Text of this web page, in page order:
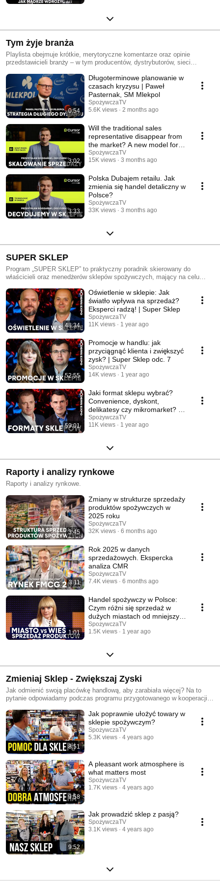
Tym żyje branża
Playlista obejmuje krótkie, merytoryczne komentarze oraz opinie
przedstawicieli branży – w tym producentów, dystrybutorów, sieci
rejestrowane podczas kluczowych wydarzeń branżowych, takich jak
targi, konferencje czy spotkania networkingowe, co pozwala uchwycić
aktualne nastroje, trendy oraz najważniejsze wyzwania stojące przed
sektorem. Zgromadzone wypowiedzi stanowią przekrojowy obraz rynku –
od perspektywy strategicznej po operacyjną – i dostarczają
wartościowego kontekstu dla osób zainteresowanych rozwojem branży
spożywczej oraz handlu detalicznego.
0:54
Długoterminowe planowanie w
czasach kryzysu | Paweł
Pasternak, SM Mlekpol
SpożywczaTV
5.6K views
2 months ago
3:02
Will the traditional sales
representative disappear from
the market? A new model for
field sales.
SpożywczaTV
15K views
3 months ago
3:33
Polska Dubajem retailu. Jak
zmienia się handel detaliczny w
Polsce?
SpożywczaTV
33K views
3 months ago
SUPER SKLEP
Program „SUPER SKLEP” to praktyczny poradnik skierowany do
właścicieli oraz menedżerów sklepów spożywczych, mający na celu
odcinku eksperci z branży omawiają kluczowe zagadnienia dotyczące
codziennego funkcjonowania sklepu, przekazując sprawdzone porady,
które można łatwo wdrożyć w życie. Program dotyczy m.in. optymalizacji
przestrzeni sklepowej, zarządzania asortymentem, technik zwiększania
sprzedaży i obsługi klienta. Współpracując z firmą Modern Expo –
liderem nowoczesnych rozwiązań dla handlu detalicznego – program
dostarcza najnowszych trendów oraz narzędzi, które pomagają sklepom
osiągać większe zyski.
48:34
Oświetlenie w sklepie: Jak
światło wpływa na sprzedaż?
Eksperci radzą! | Super Sklep
SpożywczaTV
11K views
1 year ago
52:55
Promocje w handlu: jak
przyciągnąć klienta i zwiększyć
zysk? | Super Sklep odc. 7
SpożywczaTV
14K views
1 year ago
59:01
Jaki format sklepu wybrać?
Convenience, dyskont,
delikatesy czy mikromarket? |
#SuperSklep odc. 6
SpożywczaTV
11K views
1 year ago
Raporty i analizy rynkowe
Raporty i analizy rynkowe.
3:45
Zmiany w strukturze sprzedaży
produktów spożywczych w
2025 roku
SpożywczaTV
32K views
6 months ago
3:11
Rok 2025 w danych
sprzedażowych. Ekspercka
analiza CMR
SpożywczaTV
7.4K views
6 months ago
1:01
Handel spożywczy w Polsce:
Czym różni się sprzedaż w
dużych miastach od mniejszych
miejscowości?
SpożywczaTV
1.5K views
1 year ago
Zmieniaj Sklep - Zwiększaj Zyski
Jak odmienić swoją placówkę handlową, aby zarabiała więcej? Na to
pytanie odpowiadamy podczas programu przygotowanego w kooperacji
znanego jako Shop Doctor. Celem programu jest doradztwo w zakresie
visual merchandisingu, sprzedaży, zarządzania personelem oraz
promocji sklepu spożywczego.
8:51
Jak poprawnie ułożyć towary w
sklepie spożywczym?
SpożywczaTV
5.3K views
4 years ago
9:58
A pleasant work atmosphere is
what matters most
SpożywczaTV
1.7K views
4 years ago
9:52
Jak prowadzić sklep z pasją?
SpożywczaTV
3.1K views
4 years ago